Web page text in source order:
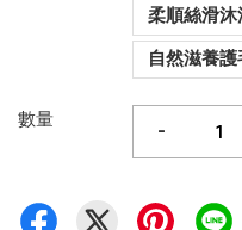
柔順絲滑沐
自然滋養護
數量 -